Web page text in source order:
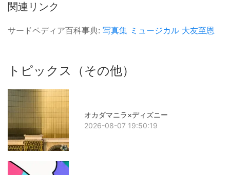
関連リンク
サードペディア百科事典: 写真集 ミュージカル 大友至恩
トピックス（その他）
オカダマニラ×ディズニー
2026-08-07 19:50:19